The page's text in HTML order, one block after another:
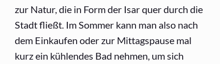
zur Natur, die in Form der Isar quer durch die
Stadt fließt. Im Sommer kann man also nach
dem Einkaufen oder zur Mittagspause mal
kurz ein kühlendes Bad nehmen, um sich